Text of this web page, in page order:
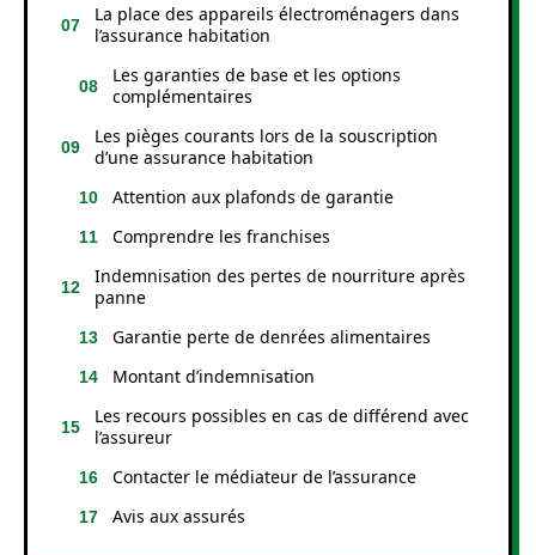
La place des appareils électroménagers dans
l’assurance habitation
Les garanties de base et les options
complémentaires
Les pièges courants lors de la souscription
d’une assurance habitation
Attention aux plafonds de garantie
Comprendre les franchises
Indemnisation des pertes de nourriture après
panne
Garantie perte de denrées alimentaires
Montant d’indemnisation
Les recours possibles en cas de différend avec
l’assureur
Contacter le médiateur de l’assurance
Avis aux assurés